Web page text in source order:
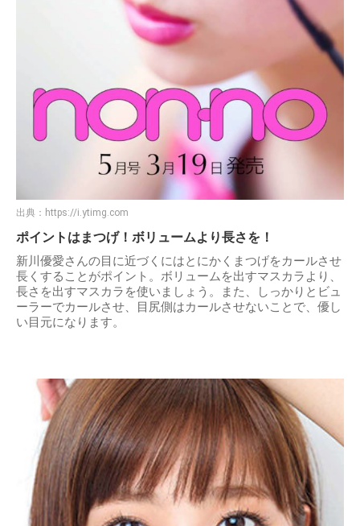
出典： https://i.ytimg.com
ポイントはまつげ！ボリュームより長さを！
新川優愛さんの目に近づくにはとにかくまつげをカールさせ
長くすることがポイント。ボリュームを出すマスカラより、
長さを出すマスカラを使いましょう。また、しっかりとビュ
ーラーでカールさせ、目尻側はカールさせないことで、優し
い目元になります。